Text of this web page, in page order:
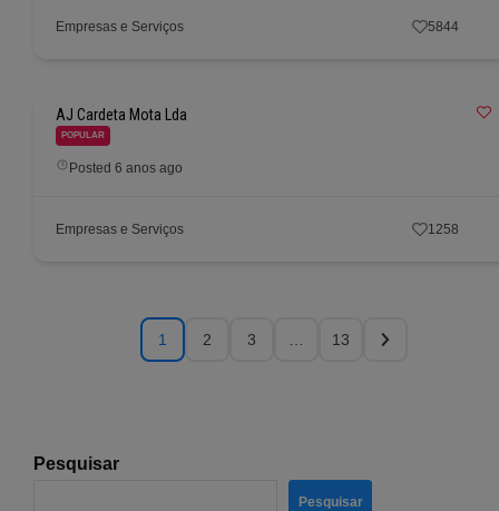
Empresas e Serviços 5844
AJ Cardeta Mota Lda
POPULAR
Posted 6 anos ago
Empresas e Serviços 1258
1 2 3 13
Pesquisar
Pesquisar